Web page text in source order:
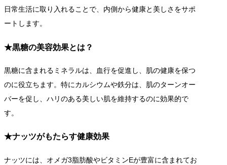
日常生活に取り入れることで、内側から健康と美しさをサポ
ートします。
★黒糖の美容効果とは？
黒糖に含まれるミネラルは、血行を促進し、肌の健康を保つ
のに役立ちます。特にカルシウムや鉄分は、肌のターンオー
バーを促し、ハリのある美しい肌を維持するのに効果的で
す。
★ナッツがもたらす健康効果
ナッツには、オメガ3脂肪酸やビタミンEが豊富に含まれてお